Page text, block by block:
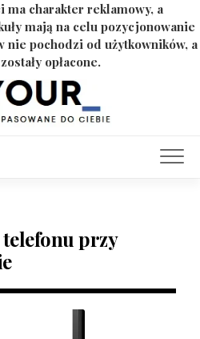
ma charakter reklamowy, a
mają na celu pozycjonowanie
nie pochodzi od użytkowników, a
opłacone.
przy